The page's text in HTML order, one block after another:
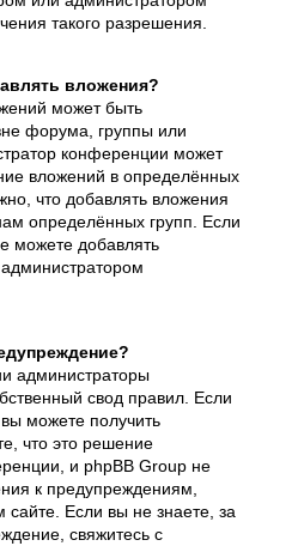
такого разрешения.
вложения?
может быть
форума, группы или
конференции может
вложений в определённых
что добавлять вложения
определённых групп. Если
можете добавлять
администраторы
свод правил. Если
можете получить
что это решение
и phpBB Group не
к предупреждениям,
Если вы не знаете, за
свяжитесь с